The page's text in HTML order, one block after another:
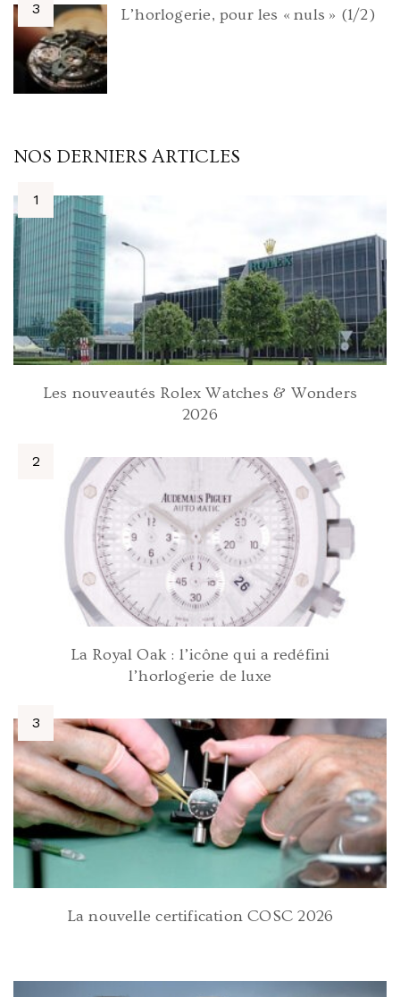
L’horlogerie, pour les « nuls » (1/2)
NOS DERNIERS ARTICLES
Les nouveautés Rolex Watches & Wonders
2026
La Royal Oak : l’icône qui a redéfini
l’horlogerie de luxe
La nouvelle certification COSC 2026